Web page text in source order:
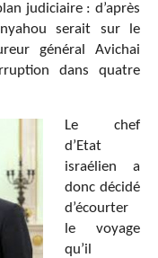
judiciaire : d’après
serait sur le
général Avichai
dans quatre
Le chef
d’Etat
israélien a
donc décidé
d’écourter
le voyage
qu’il